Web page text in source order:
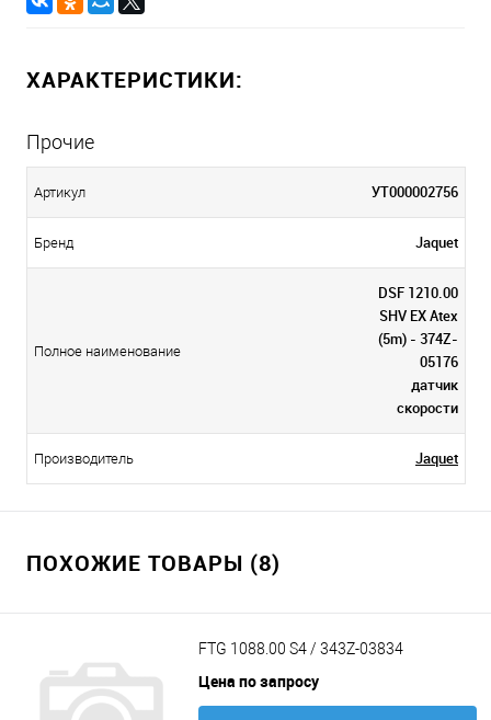
ХАРАКТЕРИСТИКИ:
Прочие
Артикул УТ000002756
Бренд Jaquet
Полное наименование
DSF 1210.00
SHV EX Atex
(5m) - 374Z-
05176
датчик
скорости
Производитель Jaquet
ПОХОЖИЕ ТОВАРЫ (8)
FTG 1088.00 S4 / 343Z-03834
Цена по запросу